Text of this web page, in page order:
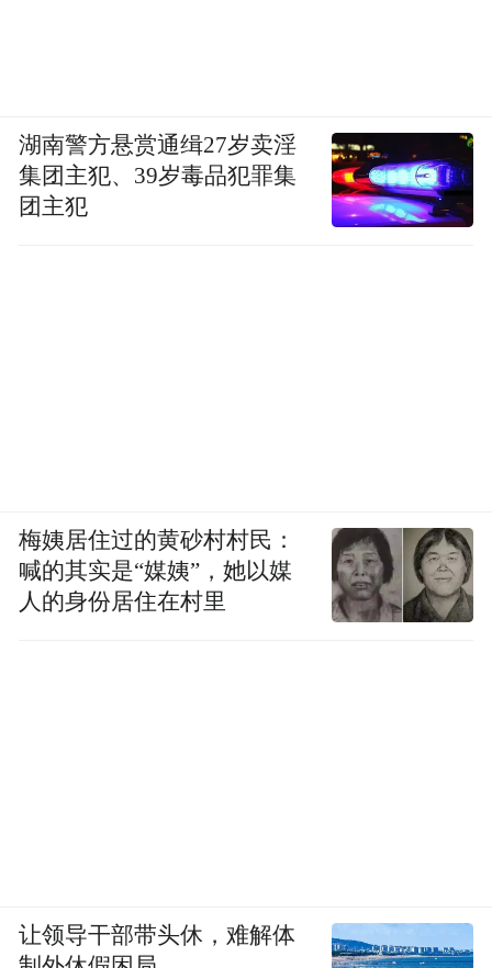
湖南警方悬赏通缉27岁卖淫
集团主犯、39岁毒品犯罪集
团主犯
梅姨居住过的黄砂村村民：
喊的其实是“媒姨”，她以媒
人的身份居住在村里
让领导干部带头休，难解体